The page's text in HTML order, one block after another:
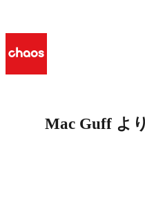
Mac Guff よ